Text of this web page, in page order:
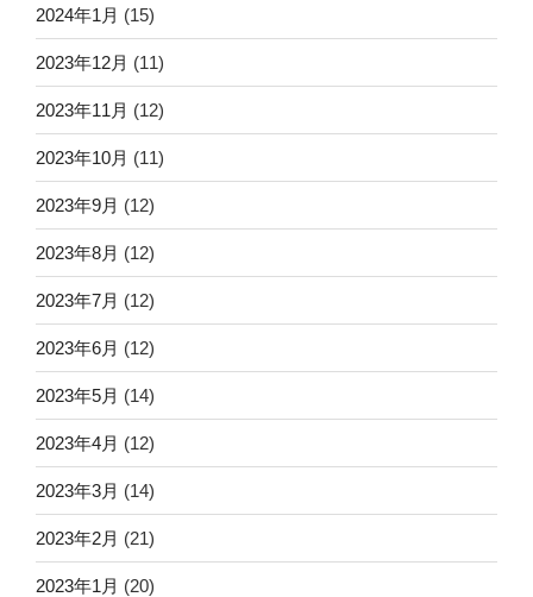
2024年1月 (15)
2023年12月 (11)
2023年11月 (12)
2023年10月 (11)
2023年9月 (12)
2023年8月 (12)
2023年7月 (12)
2023年6月 (12)
2023年5月 (14)
2023年4月 (12)
2023年3月 (14)
2023年2月 (21)
2023年1月 (20)